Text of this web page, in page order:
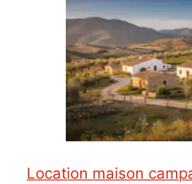
Location maison campagne Espagne : fincas,